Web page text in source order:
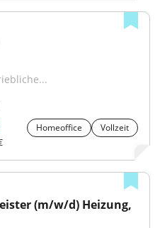
Homeoffice
Vollzeit
(m/w/d) Heizung,